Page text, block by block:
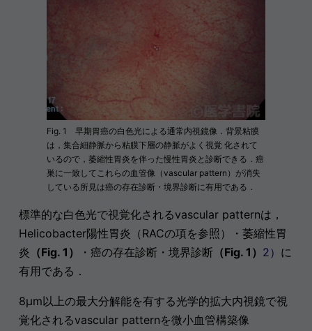
Fig. 1 早期胃癌の白色光による通常内視鏡像．背景粘膜
は，集合細静脈から粘膜下層の静脈がよく視覚 化されて
いるので，萎縮性胃炎を伴った慢性胃炎と診断できる．癌
巣に一致してこれらの血管像（vascular pattern）が消失
している所見は癌の存在診断・境界診断に有用である．
標準的な白色光で視覚化されるvascular patternは，
Helicobacter陽性胃炎（RACの項を参照）・萎縮性胃
炎 （Fig. 1） ・癌の存在診断・境界診断（Fig. 1） 2） に
有用である．
8μm以上の最大分解能を有する光学的拡大内視鏡で視
覚化されるvascular patternを微小血管構築像